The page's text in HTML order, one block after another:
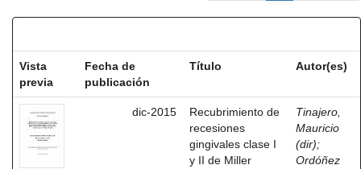
Vista
previa
Fecha de
publicación
Título Autor(es)
dic-2015
Recubrimiento de
recesiones
gingivales clase I
y II de Miller
Tinajero,
Mauricio
(dir);
Ordóñez